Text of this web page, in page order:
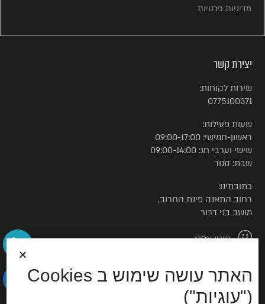
מדיניות פרטיות
יצירת קשר
שירות לקוחות:
0775100371
שעות פעילות:
ראשון-חמישי: 09:00-17:00
שישי וערבי חג: 09:00-14:00
שבת: סגור
כתובתינו:
רחוב התאנה פינת החרוב,
מושב בני דרור
נווטו אלינו
© כל הזכויות שמורות לטורקיז האוס
האתר עושה שימוש ב Cookies
("עוגיות")